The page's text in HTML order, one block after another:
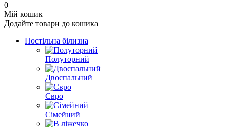
0
Мій кошик
Додайте товари до кошика
Постільна білизна
Полуторний
Двоспальний
Євро
Cімейний